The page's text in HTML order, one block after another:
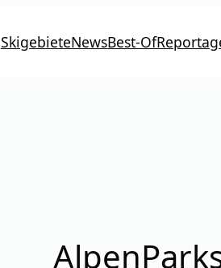
SkigebieteNewsBest-Of